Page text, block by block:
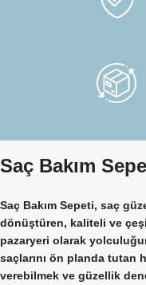
Saç Bakım
Saç Bakım Sepeti, saç
dönüştüren, kaliteli ve
pazaryeri olarak
saçlarını ön planda tutan
verebilmek ve güzellik